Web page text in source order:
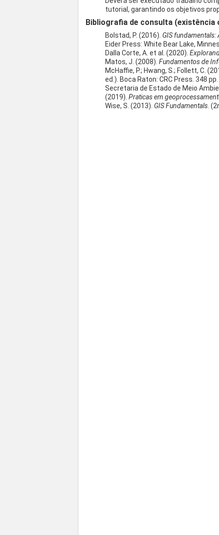
tutorial, garantindo os objetivos
Bibliografia de consulta
Bolstad, P. (2016).GIS
Eider Press: White Bear Lake,
Dalla Corte, A. et al. (2020).
Matos, J. (2008).Fundamentos de
McHaffie, P.; Hwang, S.; Follett, C.
ed.). Boca Raton: CRC Press. 348 pp.
Secretaria de Estado de Meio
(2019).Praticas em
Wise, S. (2013).GIS Fundamentals.